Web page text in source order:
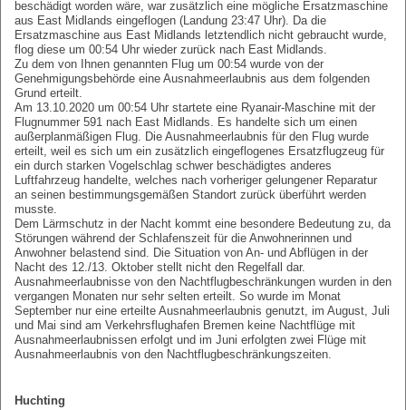
beschädigt worden wäre, war zusätzlich eine mögliche Ersatzmaschine
aus East Midlands eingeflogen (Landung 23:47 Uhr). Da die
Ersatzmaschine aus East Midlands letztendlich nicht gebraucht wurde,
flog diese um 00:54 Uhr wieder zurück nach East Midlands.
Zu dem von Ihnen genannten Flug um 00:54 wurde von der
Genehmigungsbehörde eine Ausnahmeerlaubnis aus dem folgenden
Grund erteilt.
Am 13.10.2020 um 00:54 Uhr startete eine Ryanair-Maschine mit der
Flugnummer 591 nach East Midlands. Es handelte sich um einen
außerplanmäßigen Flug. Die Ausnahmeerlaubnis für den Flug wurde
erteilt, weil es sich um ein zusätzlich eingeflogenes Ersatzflugzeug für
ein durch starken Vogelschlag schwer beschädigtes anderes
Luftfahrzeug handelte, welches nach vorheriger gelungener Reparatur
an seinen bestimmungsgemäßen Standort zurück überführt werden
musste.
Dem Lärmschutz in der Nacht kommt eine besondere Bedeutung zu, da
Störungen während der Schlafenszeit für die Anwohnerinnen und
Anwohner belastend sind. Die Situation von An- und Abflügen in der
Nacht des 12./13. Oktober stellt nicht den Regelfall dar.
Ausnahmeerlaubnisse von den Nachtflugbeschränkungen wurden in den
vergangen Monaten nur sehr selten erteilt. So wurde im Monat
September nur eine erteilte Ausnahmeerlaubnis genutzt, im August, Juli
und Mai sind am Verkehrsflughafen Bremen keine Nachtflüge mit
Ausnahmeerlaubnissen erfolgt und im Juni erfolgten zwei Flüge mit
Ausnahmeerlaubnis von den Nachtflugbeschränkungszeiten.
Huchting